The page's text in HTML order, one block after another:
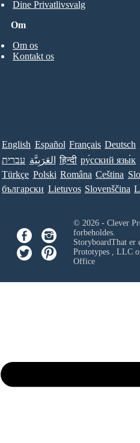
Om
Om os
Kontakt os
Dine Privatlivsvalg
English Español Français Deutsch
עברית العَرَبِيَّة हिन्दी ру́сский язы́к
Türkçe Polski Româna Ceština
български Lietuvos Slovenščina
© 2026 - Clever
forbeholdes.
StoryboardThat er
Prototypes , LLC
Office